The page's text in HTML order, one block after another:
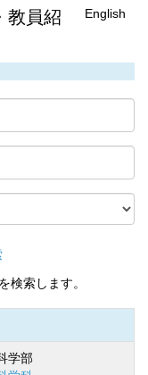
教員紹
English
検索します。
学部